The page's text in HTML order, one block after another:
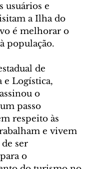
usuários e
a Ilha do
é melhorar o
população.
de
e Logística,
o
passo
respeito às
e vivem
ser
o